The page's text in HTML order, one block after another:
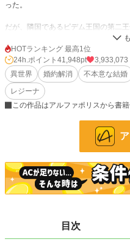
った。
だが、隣国であるピデム王国の第二
そして、後任にされたのが妹である
ソアリスは王太子妃になりたくもな
ていた。
だが、ロアンスラー公爵家としても
ソアリスは不本意ながらも嫁ぐこと
小説 24 位 /
恋愛 23 位 / 66,363
HOTランキング 最高1位
24h.ポイント 41,948pt
3,933,073
異世界
婚約解消 不本意な結婚
レジーナ
この作品はアルファポリスから書
目次